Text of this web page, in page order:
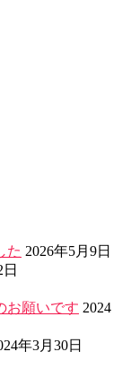
た 2026年5月9日
お願いです 2024
年3月30日